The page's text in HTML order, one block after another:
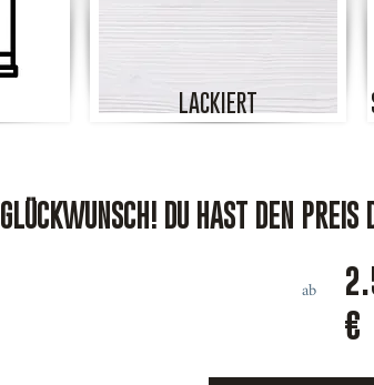
LACKIERT
GLÜCKWUNSCH! DU HAST DEN PREIS
ab
€